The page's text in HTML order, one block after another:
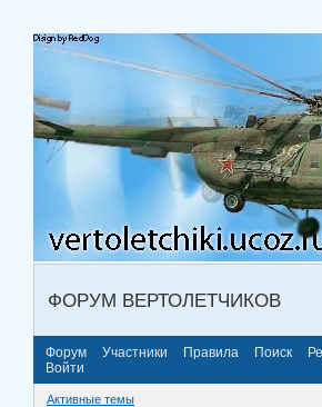
ФОРУМ ВЕРТОЛЕТЧИКОВ
Форум Участники Правила Поиск
Войти
Активные темы